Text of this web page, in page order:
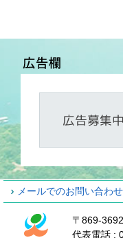
メールでのお問い合わせ
〒869-
代表電話 :